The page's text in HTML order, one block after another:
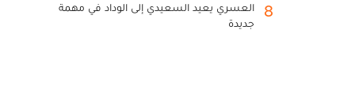
8
العسري يعيد السعيدي إلى الوداد في مهمة
جديدة